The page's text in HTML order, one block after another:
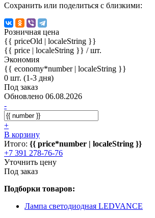
Сохранить или поделиться с близкими:
Розничная цена
{{ priceOld | localeString }}
{{ price | localeString }} / шт.
Экономия
{{ economy*number | localeString }}
0 шт. (1-3 дня)
Под заказ
Обновлено 06.08.2026
-
+
В корзину
Итого: {{ price*number | localeString }}
+7 391 278-76-76
Уточнить цену
Под заказ
Подборки товаров:
Лампа светодиодная LEDVANCE